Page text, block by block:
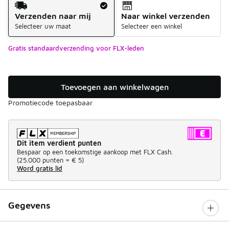
Verzenden naar mij
Selecteer uw maat
Naar winkel verzenden
Selecteer een winkel
Gratis standaardverzending voor FLX-leden
Toevoegen aan winkelwagen
Promotiecode toepasbaar
Dit item verdient punten
Bespaar op een toekomstige aankoop met FLX Cash.
(25.000 punten = € 5)
Word gratis lid
Gegevens